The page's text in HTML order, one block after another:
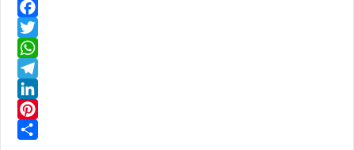
Facebook
Twitter
WhatsApp
Telegram
LinkedIn
Pinterest